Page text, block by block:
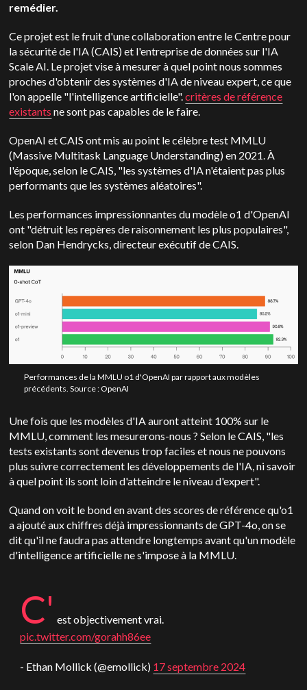
remédier.
Ce projet est le fruit d'une collaboration entre le Centre pour
la sécurité de l'IA (CAIS) et l'entreprise de données sur l'IA
Scale AI. Le projet vise à mesurer à quel point nous sommes
proches d'obtenir des systèmes d'IA de niveau expert, ce que
l'on appelle "l'intelligence artificielle".critères de référence
existants ne sont pas capables de le faire.
OpenAI et CAIS ont mis au point le célèbre test MMLU
(Massive Multitask Language Understanding) en 2021. À
l'époque, selon le CAIS, "les systèmes d'IA n'étaient pas plus
performants que les systèmes aléatoires".
Les performances impressionnantes du modèle o1 d'OpenAI
ont "détruit les repères de raisonnement les plus populaires",
selon Dan Hendrycks, directeur exécutif de CAIS.
Performances de la MMLU o1 d'OpenAI par rapport aux modèles
précédents. Source : OpenAI
Une fois que les modèles d'IA auront atteint 100% sur le
MMLU, comment les mesurerons-nous ? Selon le CAIS, "les
tests existants sont devenus trop faciles et nous ne pouvons
plus suivre correctement les développements de l'IA, ni savoir
à quel point ils sont loin d'atteindre le niveau d'expert".
Quand on voit le bond en avant des scores de référence qu'o1
a ajouté aux chiffres déjà impressionnants de GPT-4o, on se
dit qu'il ne faudra pas attendre longtemps avant qu'un modèle
d'intelligence artificielle ne s'impose à la MMLU.
C' est objectivement vrai.
pic.twitter.com/gorahh86ee
- Ethan Mollick (@emollick) 17 septembre 2024